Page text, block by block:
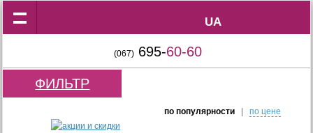
UA
UA
(067) 695-60-60
ФИЛЬТР
по популярности| по цене